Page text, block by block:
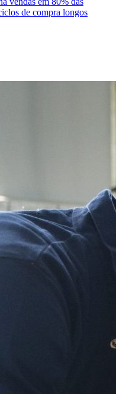
de compra longos